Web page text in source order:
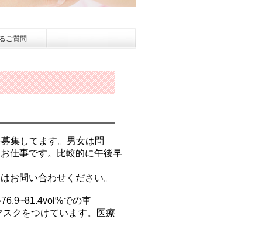
ご質問
集してます。男女は問
仕事です。比較的に午後早
問い合わせください。
での車
けています。医療